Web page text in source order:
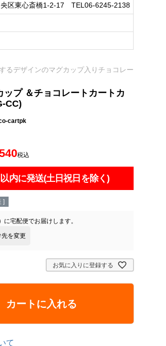
区東心斎橋1-2-17 TEL06-6245-2138
るデザインのマグカップ入りチョコレー
ップ ＆チョコレートカートカ
CC)
cartpk
税込
内に発送(土日祝日を除く)
]
に宅配便でお届けします。
先を変更
お気に入りに登録する
カートに入れる
て